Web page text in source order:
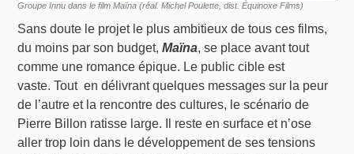
Groupe Innu dans le film Maïna (réal. Michel Poulette, dist. Équinoxe Films)
Sans doute le projet le plus ambitieux de tous ces films,
du moins par son budget,Maïna, se place avant tout
comme une romance épique. Le public cible est
vaste. Tout en délivrant quelques messages sur la peur
de l’autre et la rencontre des cultures, le scénario de
Pierre Billon ratisse large. Il reste en surface et n’ose
aller trop loin dans le développement de ses tensions